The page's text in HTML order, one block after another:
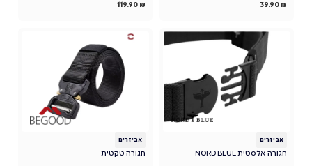
39.90 ₪
119.90 ₪
אביזרים
חגורה אלסטית NORD BLUE
אביזרים
חגורה טקטית